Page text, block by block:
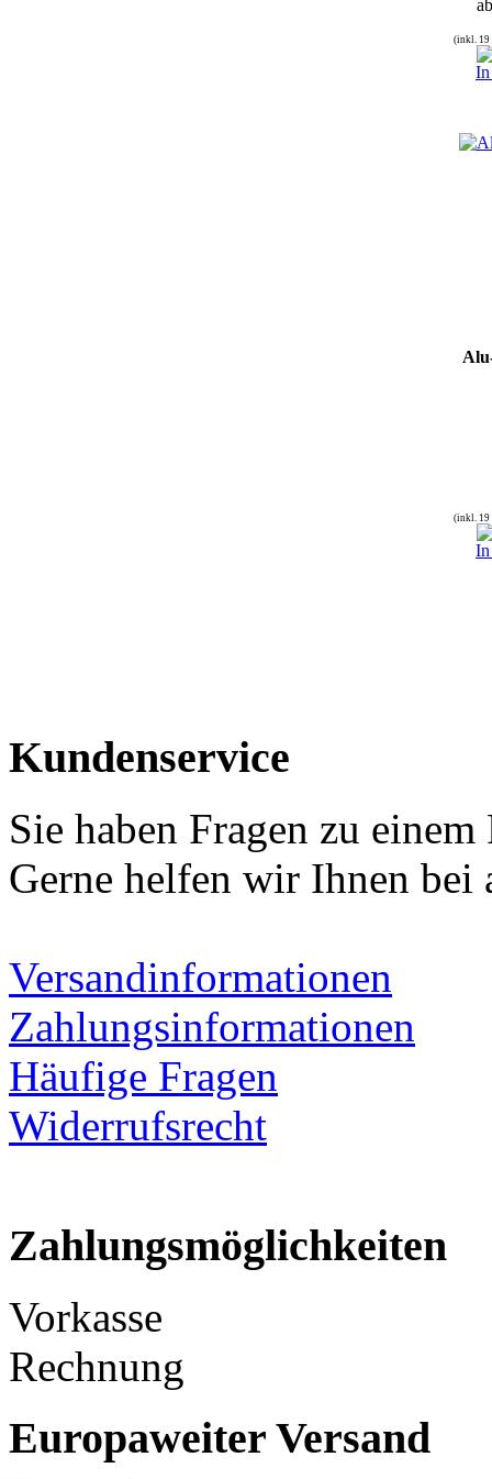
(inkl. 19
In
(inkl. 19
In
Kundenservice
Sie haben Fragen zu
Gerne helfen wir Ihnen bei
Versandinformationen
Zahlungsinformationen
Häufige Fragen
Widerrufsrecht
Zahlungsmöglichkeiten
Vorkasse
Rechnung
Europaweiter Versand